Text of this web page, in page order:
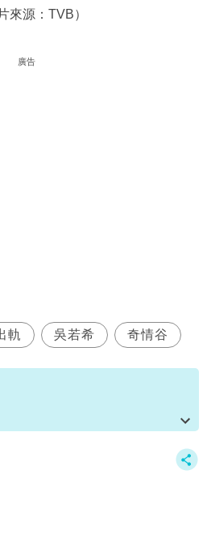
來源：TVB）
廣告
軌 吳若希 奇情谷
於新假期